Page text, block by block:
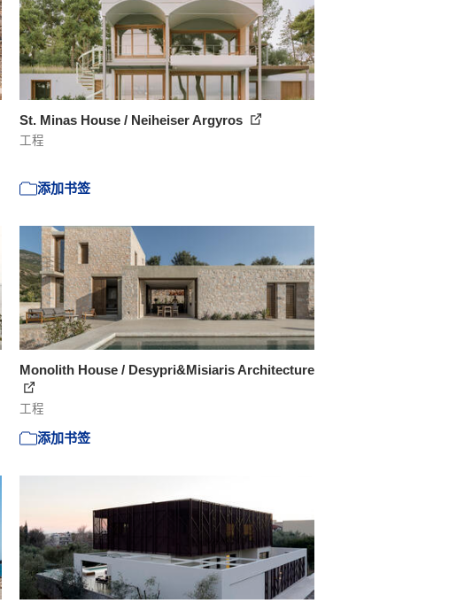
St. Minas House / Neiheiser Argyros
工程
添加书签
Monolith House / Desypri&Misiaris Architecture
工程
添加书签